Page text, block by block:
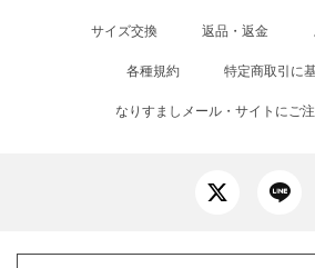
サイズ交換 返品・返金
各種規約 特定商取引に
なりすましメール・サイトにご